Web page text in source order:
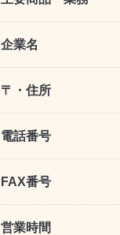
企業名
〒・住所
電話番号
FAX番号
営業時間